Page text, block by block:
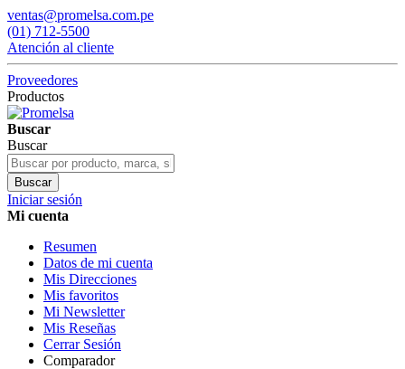
ventas@promelsa.com.pe
(01) 712-5500
Atención al cliente
Proveedores
Productos
Buscar
Buscar
Buscar
Iniciar sesión
Mi cuenta
Resumen
Datos de mi cuenta
Mis Direcciones
Mis favoritos
Mi Newsletter
Mis Reseñas
Cerrar Sesión
Comparador